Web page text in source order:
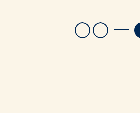
CercaTrova Negozio